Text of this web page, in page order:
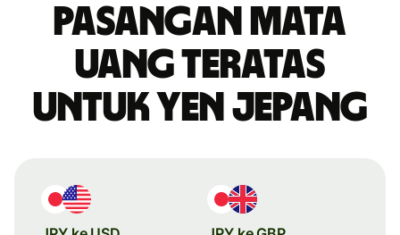
Pasangan mata
uang teratas
untuk yen Jepang